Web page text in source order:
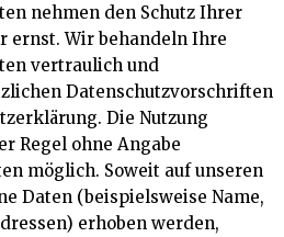
nehmen den Schutz Ihrer
ernst. Wir behandeln Ihre
vertraulich und
Datenschutzvorschriften
Die Nutzung
Regel ohne Angabe
möglich. Soweit auf unseren
Daten (beispielsweise Name,
erhoben werden,